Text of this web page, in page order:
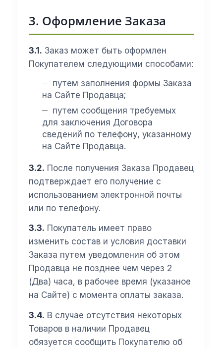
3. Оформление Заказа
3.1. Заказ может быть оформлен
Покупателем следующими способами:
путем заполнения формы Заказа
на Сайте Продавца;
путем сообщения требуемых
для заключения Договора
сведений по телефону, указанному
на Сайте Продавца.
3.2. После получения Заказа Продавец
подтверждает его получение с
использованием электронной почты
или по телефону.
3.3. Покупатель имеет право
изменить состав и условия доставки
Заказа путем уведомления об этом
Продавца не позднее чем через 2
(Два) часа, в рабочее время (указаное
на Сайте) с момента оплаты заказа.
3.4. В случае отсутствия некоторых
Товаров в наличии Продавец
обязуется сообщить Покупателю об